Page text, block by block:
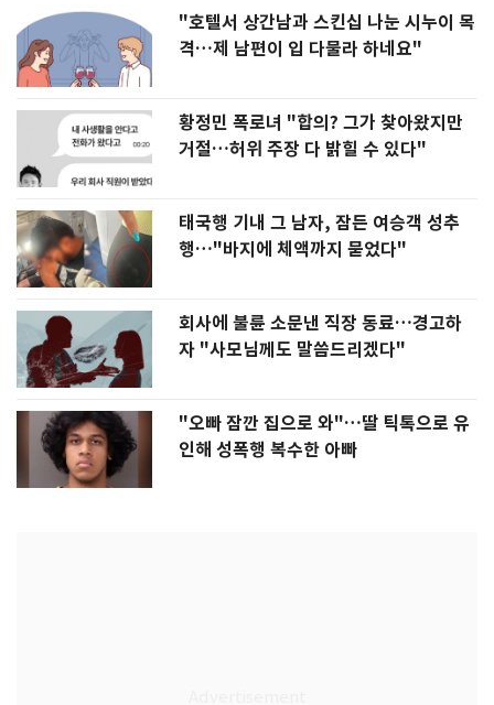
"호텔서 상간남과 스킨십 나눈 시누이 목
격…제 남편이 입 다물라 하네요"
황정민 폭로녀 "합의? 그가 찾아왔지만
거절…허위 주장 다 밝힐 수 있다"
태국행 기내 그 남자, 잠든 여승객 성추
행…"바지에 체액까지 묻었다"
회사에 불륜 소문낸 직장 동료…경고하
자 "사모님께도 말씀드리겠다"
"오빠 잠깐 집으로 와"…딸 틱톡으로 유
인해 성폭행 복수한 아빠